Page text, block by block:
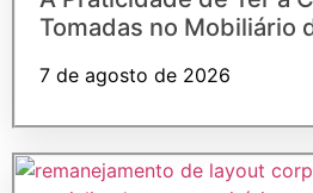
Tomadas no Mobiliário
7 de agosto de 2026